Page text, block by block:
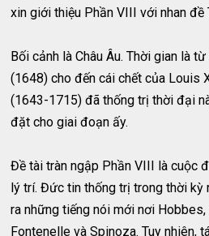
xin giới thiệu Phần VIII với nhan đề
Bối cảnh là Châu Âu. Thời gian là
(1648) cho đến cái chết của Louis
(1643-1715) đã thống trị thời đại
đặt cho giai đoạn ấy.
Đề tài tràn ngập Phần VIII là cuộc
lý trí. Đức tin thống trị trong thời kỳ
ra những tiếng nói mới nơi
Fontenelle và Spinoza. Tuy nhiên,